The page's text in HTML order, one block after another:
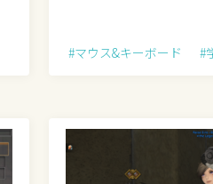
#マウス&キーボード #